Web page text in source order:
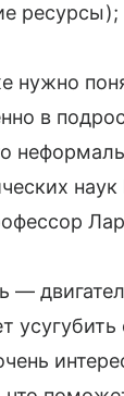
ресурсы);
нужно
в
—